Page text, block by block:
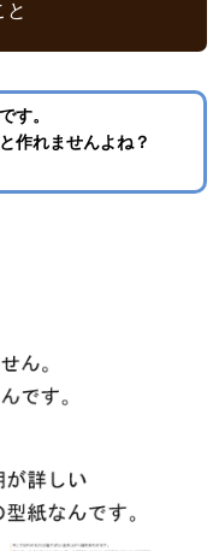
す。
作れませんよね？